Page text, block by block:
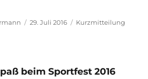
Veröffentlicht
29. Juli 2016 Format
Kurzmitteilung
beim Sportfest 2016